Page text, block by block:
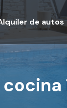
de autos